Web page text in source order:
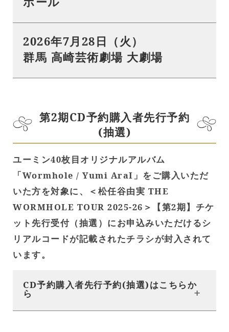
2026年7月28日（火）
群馬 高崎芸術劇場 大劇場
第2期CD予約購入者先行予約
(抽選)
ユーミン40枚目オリジナルアルバム
「Wormhole / Yumi AraI」をご購入いただ
いた方を対象に、＜松任谷由実 THE
WORMHOLE TOUR 2025-26＞【第2期】チケ
ット先行受付（抽選）にお申込みいただけるシ
リアルコードが記載されたチラシが封入されて
います。
CD予約購入者先行予約(抽選)はこちらか
ら